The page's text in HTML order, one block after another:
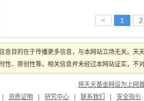
< 1 2
息目的在于传播更多信息，与本网站立场无关。
性、原创性等。相关信息并未经过本网站证实，
将天天基金网设为上网
资质证明 研究中心 联系我们
安全指引